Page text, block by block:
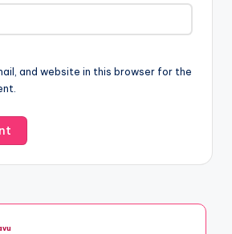
and website in this browser for the